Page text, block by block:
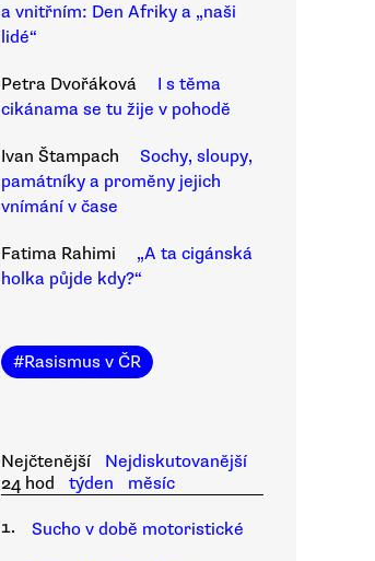
a vnitřním: Den Afriky a „naši
lidé“
Petra Dvořáková
I s těma
cikánama se tu žije v pohodě
Ivan Štampach
Sochy, sloupy,
památníky a proměny jejich
vnímání v čase
Fatima Rahimi
„A ta cigánská
holka půjde kdy?“
#Rasismus v ČR
Nejčtenější
Nejdiskutovanější
24 hod
týden
měsíc
1.
Sucho v době motoristické